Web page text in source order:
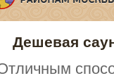
Дешевая